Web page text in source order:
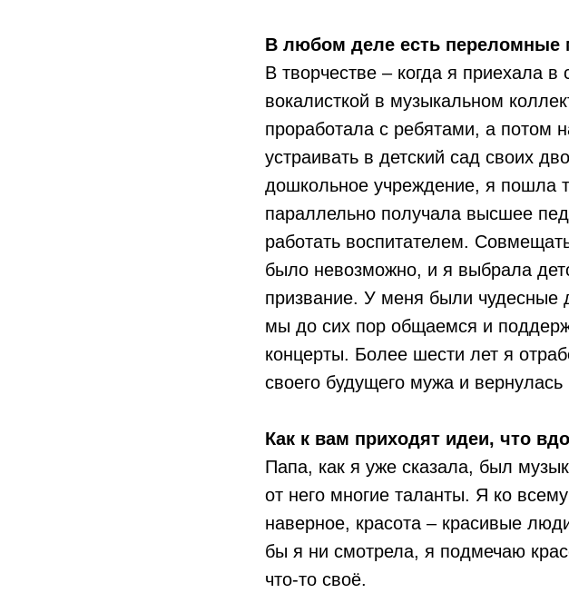
В любом деле есть переломные
В творчестве – когда я приехала в
вокалисткой в музыкальном
проработала с ребятами, а потом
устраивать в детский сад своих
дошкольное учреждение, я пошла
параллельно получала высшее
работать воспитателем.
было невозможно, и я выбрала
призвание. У меня были чудесные
мы до сих пор общаемся и
концерты. Более шести лет я
своего будущего мужа и вернулась
Как к вам приходят идеи, что
Папа, как я уже сказала, был
от него многие таланты. Я ко
наверное, красота – красивые
бы я ни смотрела, я подмечаю
что-то своё.